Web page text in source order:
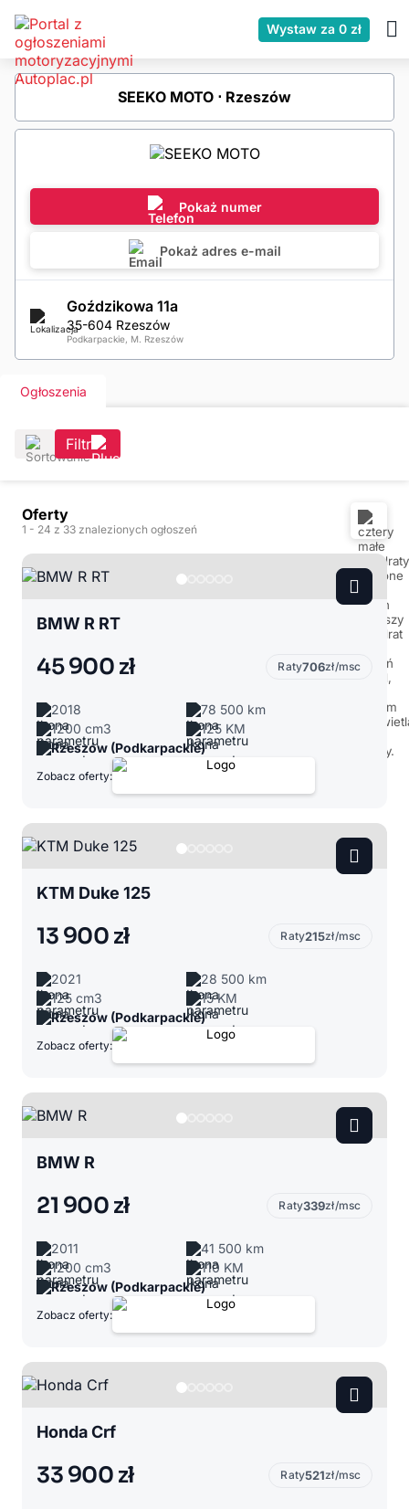
Wystaw za 0 zł
SEEKO MOTO ⋅ Rzeszów
Pokaż numer
Pokaż adres e-mail
Goździkowa 11a
35-604 Rzeszów
Podkarpackie, M. Rzeszów
Ogłoszenia
Filtr
Oferty
1 - 24 z 33 znalezionych ogłoszeń
BMW R RT
45 900 zł Raty706zł/msc
2018
78 500 km
1200 cm3
125 KM
Rzeszów (Podkarpackie)
Zobacz oferty:
KTM Duke 125
13 900 zł Raty215zł/msc
2021
28 500 km
125 cm3
15 KM
Rzeszów (Podkarpackie)
Zobacz oferty:
BMW R
21 900 zł Raty339zł/msc
2011
41 500 km
1200 cm3
110 KM
Rzeszów (Podkarpackie)
Zobacz oferty:
Honda Crf
33 900 zł Raty521zł/msc